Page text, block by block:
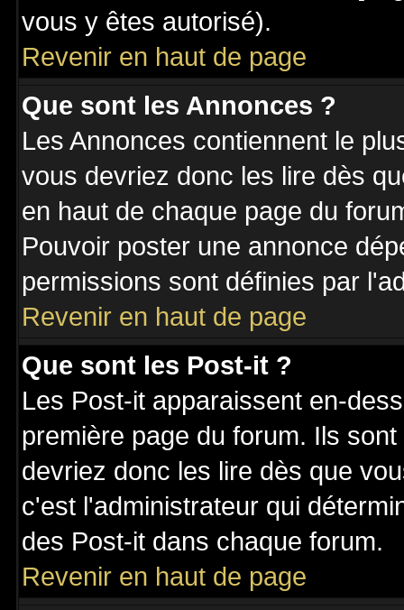
vous y êtes autorisé).
Revenir en haut de page
Que sont les Annonces ?
Les Annonces contiennent le
vous devriez donc les lire dès
en haut de chaque page du
Pouvoir poster une annonce
permissions sont définies par
Revenir en haut de page
Que sont les Post-it ?
Les Post-it apparaissent en-
première page du forum. Ils
devriez donc les lire dès que
c'est l'administrateur qui
des Post-it dans chaque forum.
Revenir en haut de page